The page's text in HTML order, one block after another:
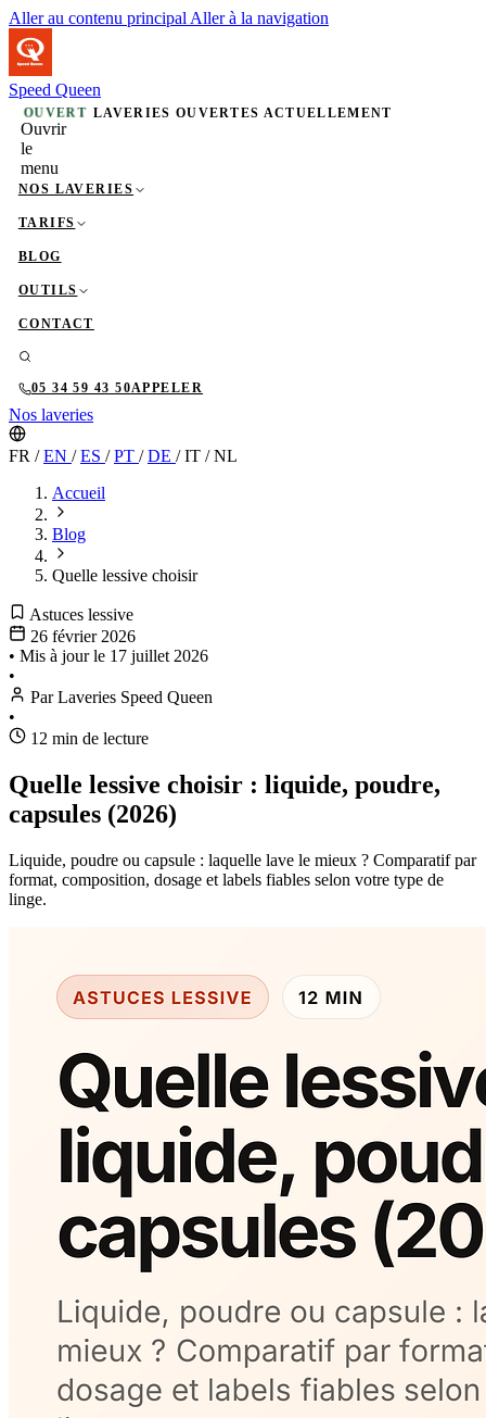
Aller au contenu principal Aller à la navigation
Speed Queen
OUVERT LAVERIES OUVERTES ACTUELLEMENT
Ouvrir
le
menu
NOS LAVERIES
TARIFS
BLOG
OUTILS
CONTACT
05 34 59 43 50APPELER
Nos laveries
FR /EN /ES /PT /DE /IT /NL
Accueil
Blog
Quelle lessive choisir
Astuces lessive
26 février 2026
• Mis à jour le 17 juillet 2026
•
Par Laveries Speed Queen
•
12 min de lecture
Quelle lessive choisir : liquide, poudre,
capsules (2026)
Liquide, poudre ou capsule : laquelle lave le mieux ? Comparatif par
format, composition, dosage et labels fiables selon votre type de
linge.